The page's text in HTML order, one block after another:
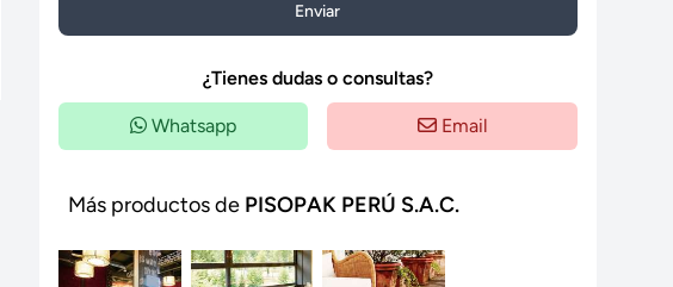
Enviar
¿Tienes dudas o consultas?
Whatsapp Email
Más productos de PISOPAK PERÚ S.A.C.